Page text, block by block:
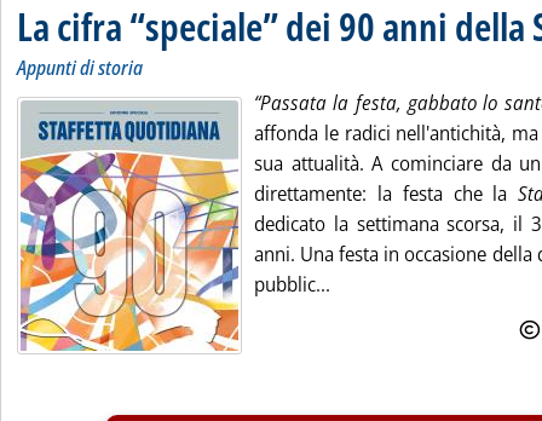
La cifra “speciale” dei 90 anni
Appunti di storia
“Passata la festa, gabbato lo
affonda le radici nell'antichità,
sua attualità. A cominciare da
direttamente: la festa che la
dedicato la settimana scorsa, il
anni. Una festa in occasione
pubblic...